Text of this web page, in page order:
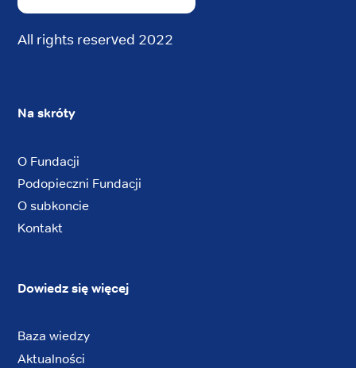
All rights reserved 2022
Na skróty
O Fundacji
Podopieczni Fundacji
O subkoncie
Kontakt
Dowiedz się więcej
Baza wiedzy
Aktualności